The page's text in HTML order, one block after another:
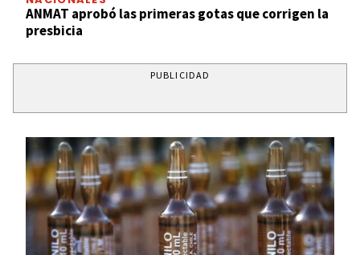
ANMAT aprobó las primeras gotas que corrigen la
presbicia
PUBLICIDAD